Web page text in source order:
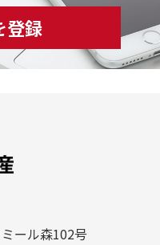
登録
ール森102号